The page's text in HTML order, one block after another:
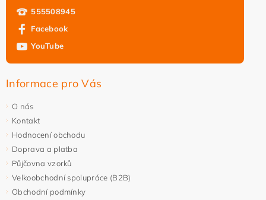
555508945
Facebook
YouTube
Informace pro Vás
O nás
Kontakt
Hodnocení obchodu
Doprava a platba
Půjčovna vzorků
Velkoobchodní spolupráce (B2B)
Obchodní podmínky